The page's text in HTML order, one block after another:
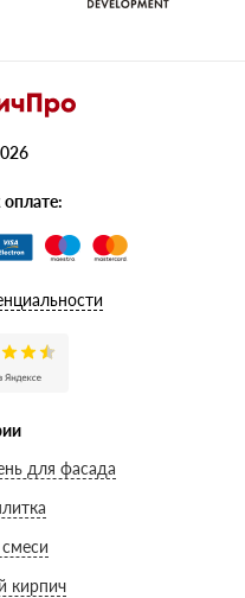
для фасада
кирпич